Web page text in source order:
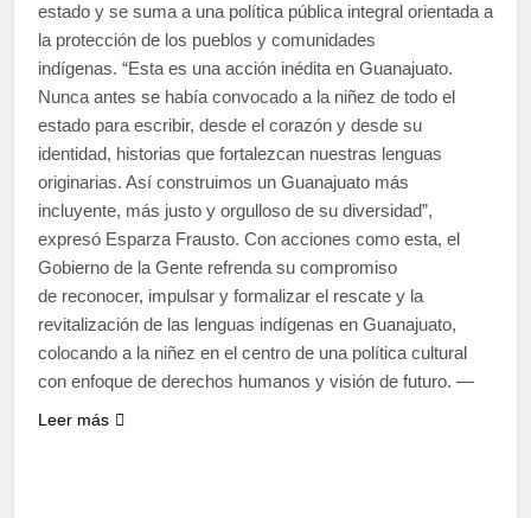
estado y se suma a una política pública integral orientada a
la protección de los pueblos y comunidades
indígenas. “Esta es una acción inédita en Guanajuato.
Nunca antes se había convocado a la niñez de todo el
estado para escribir, desde el corazón y desde su
identidad, historias que fortalezcan nuestras lenguas
originarias. Así construimos un Guanajuato más
incluyente, más justo y orgulloso de su diversidad”,
expresó Esparza Frausto. Con acciones como esta, el
Gobierno de la Gente refrenda su compromiso
de reconocer, impulsar y formalizar el rescate y la
revitalización de las lenguas indígenas en Guanajuato,
colocando a la niñez en el centro de una política cultural
con enfoque de derechos humanos y visión de futuro. —
Leer más